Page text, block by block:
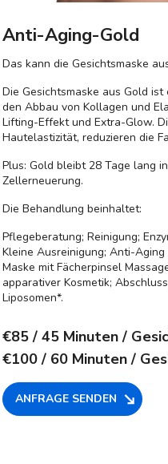
Anti-Aging-Gold
Das kann die Gesichtsmaske
Die Gesichtsmaske aus Gold
den Abbau von Kollagen und
Lifting-Effekt und Extra-Glow.
Hautelastizität, reduzieren die
Plus: Gold bleibt 28 Tage lang
Zellerneuerung.
Die Behandlung beinhaltet:
Pflegeberatung; Reinigung;
Kleine Ausreinigung; Anti-
Maske mit Fächerpinsel
apparativer Kosmetik;
Liposomen*.
€85 / 45 Minuten /
€100 / 60 Minuten /
ANFRAGE SENDEN